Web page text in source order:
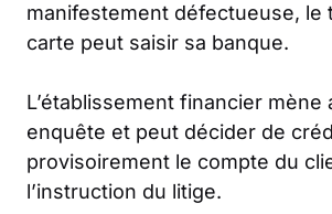
manifestement défectueuse, le
carte peut saisir sa banque.
L’établissement financier mène
enquête et peut décider de
provisoirement le compte du
l’instruction du litige.